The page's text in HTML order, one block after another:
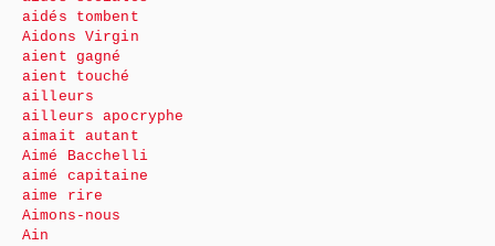
aidés tombent
Aidons Virgin
aient gagné
aient touché
ailleurs
ailleurs apocryphe
aimait autant
Aimé Bacchelli
aimé capitaine
aime rire
Aimons-nous
Ain